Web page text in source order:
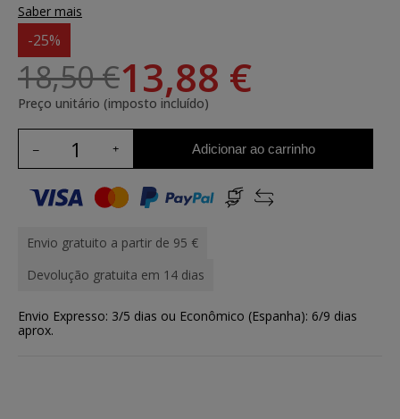
Saber mais
-25%
18,50 €13,88 €
Preço unitário (imposto incluído)
Adicionar ao carrinho
Envio gratuito a partir de 95 €
Devolução gratuita em 14 dias
Envio Expresso: 3/5 dias ou Econômico (Espanha): 6/9 dias
aprox.